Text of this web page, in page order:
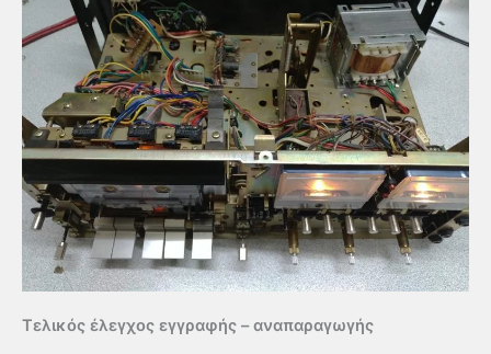
Τελικός έλεγχος εγγραφής – αναπαραγωγής